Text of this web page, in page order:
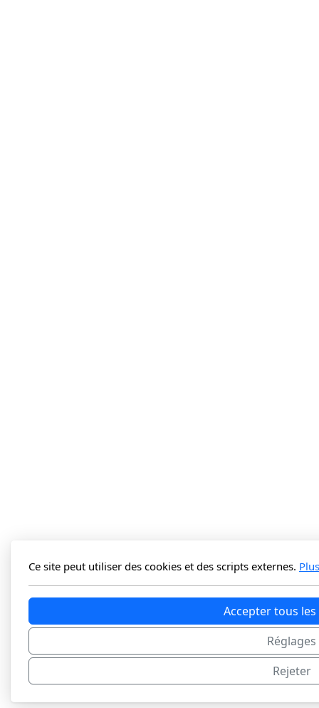
Ce site peut utiliser des cookies et des scripts externes.
Accepter tous
Réglages
Rejeter